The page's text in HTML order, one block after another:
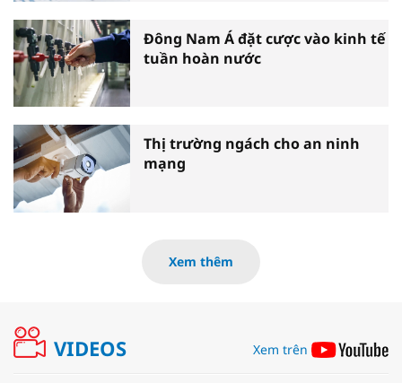
Đông Nam Á đặt cược vào kinh tế
tuần hoàn nước
Thị trường ngách cho an ninh
mạng
Xem thêm
VIDEOS Xem trên